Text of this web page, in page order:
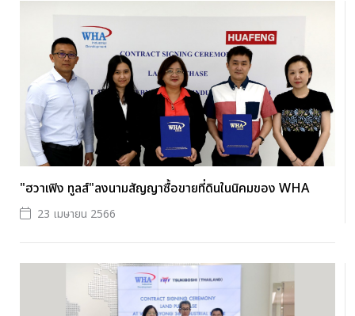
"ฮวาเฟิง ทูลส์"ลงนามสัญญาซื้อขายที่ดินในนิคมของ WHA
23 เมษายน 2566